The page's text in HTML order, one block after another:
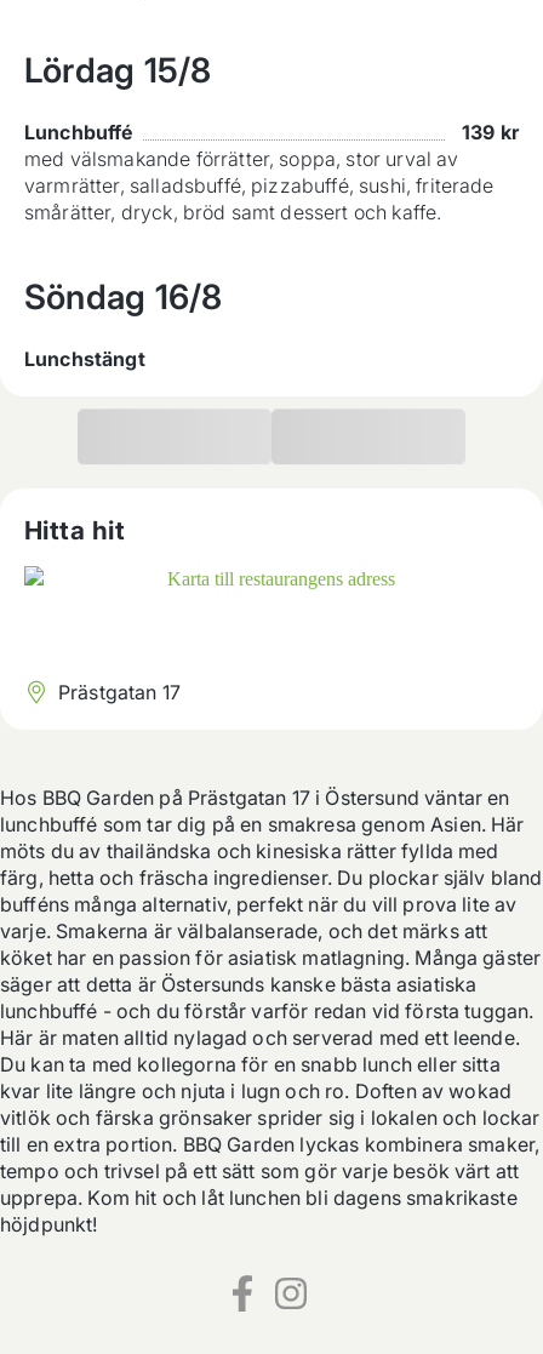
Lördag 15/8
Lunchbuffé 139 kr
med välsmakande förrätter, soppa, stor urval av
varmrätter, salladsbuffé, pizzabuffé, sushi, friterade
smårätter, dryck, bröd samt dessert och kaffe.
Söndag 16/8
Lunchstängt
Hitta hit
Prästgatan 17
Hos BBQ Garden på Prästgatan 17 i Östersund väntar en
lunchbuffé som tar dig på en smakresa genom Asien. Här
möts du av thailändska och kinesiska rätter fyllda med
färg, hetta och fräscha ingredienser. Du plockar själv bland
bufféns många alternativ, perfekt när du vill prova lite av
varje. Smakerna är välbalanserade, och det märks att
köket har en passion för asiatisk matlagning. Många gäster
säger att detta är Östersunds kanske bästa asiatiska
lunchbuffé - och du förstår varför redan vid första tuggan.
Här är maten alltid nylagad och serverad med ett leende.
Du kan ta med kollegorna för en snabb lunch eller sitta
kvar lite längre och njuta i lugn och ro. Doften av wokad
vitlök och färska grönsaker sprider sig i lokalen och lockar
till en extra portion. BBQ Garden lyckas kombinera smaker,
tempo och trivsel på ett sätt som gör varje besök värt att
upprepa. Kom hit och låt lunchen bli dagens smakrikaste
höjdpunkt!